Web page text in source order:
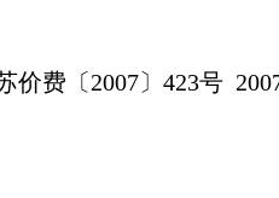
价费〔2007〕423号